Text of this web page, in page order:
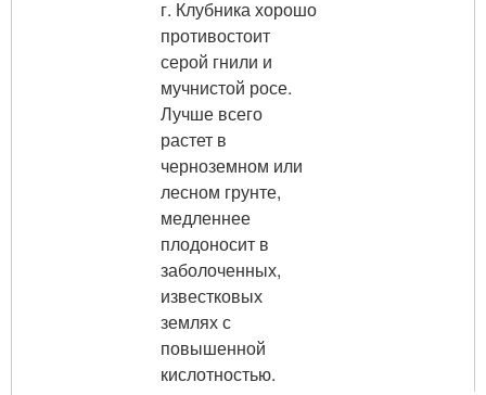
г. Клубника хорошо
противостоит
серой гнили и
мучнистой росе.
Лучше всего
растет в
черноземном или
лесном грунте,
медленнее
плодоносит в
заболоченных,
известковых
землях с
повышенной
кислотностью.